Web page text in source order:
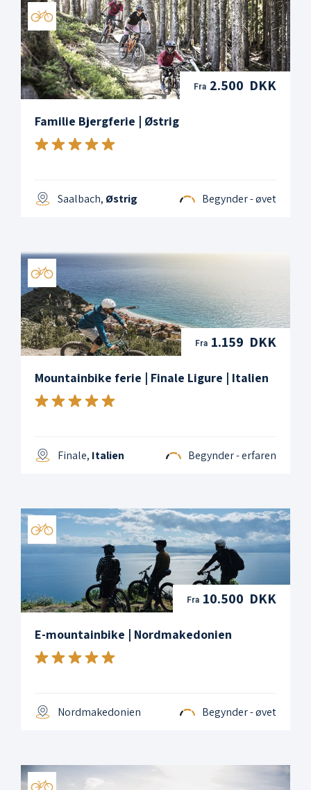
Fra 2.500 DKK
Familie Bjergferie | Østrig
Saalbach, Østrig Begynder - øvet
Fra 1.159 DKK
Mountainbike ferie | Finale Ligure | Italien
Finale, Italien Begynder - erfaren
Fra 10.500 DKK
E-mountainbike | Nordmakedonien
Nordmakedonien Begynder - øvet